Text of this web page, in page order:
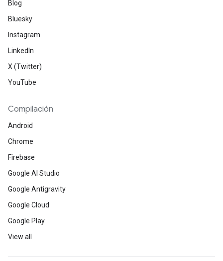
Blog
Bluesky
Instagram
LinkedIn
X (Twitter)
YouTube
Compilación
Android
Chrome
Firebase
Google AI Studio
Google Antigravity
Google Cloud
Google Play
View all